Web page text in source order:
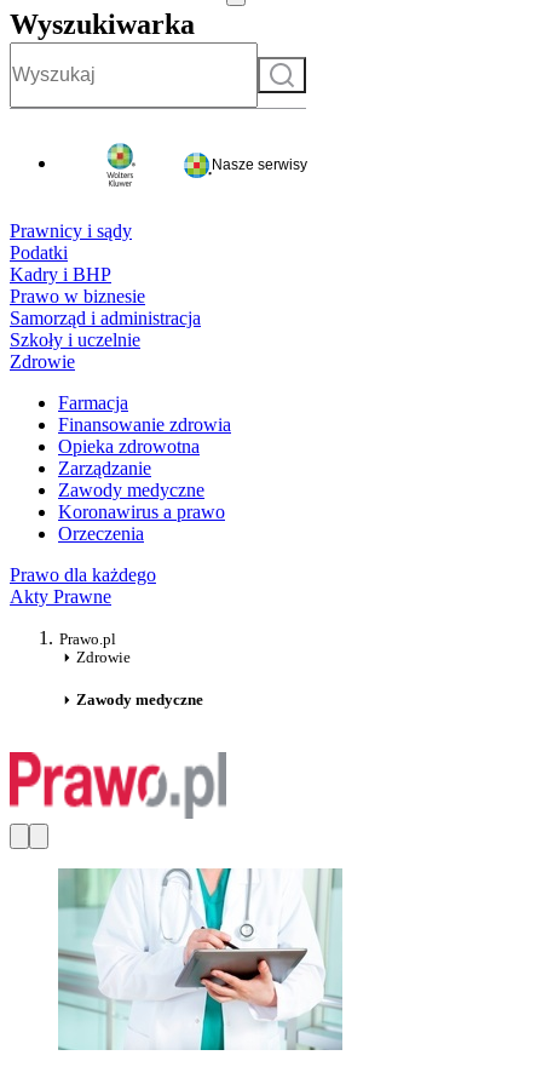
Wyszukiwarka
Szukaj
Nasze serwisy
Prawnicy i sądy
Podatki
Kadry i BHP
Prawo w biznesie
Samorząd i administracja
Szkoły i uczelnie
Zdrowie
Farmacja
Finansowanie zdrowia
Opieka zdrowotna
Zarządzanie
Zawody medyczne
Koronawirus a prawo
Orzeczenia
Prawo dla każdego
Akty Prawne
Prawo.pl
Zdrowie
Zawody medyczne